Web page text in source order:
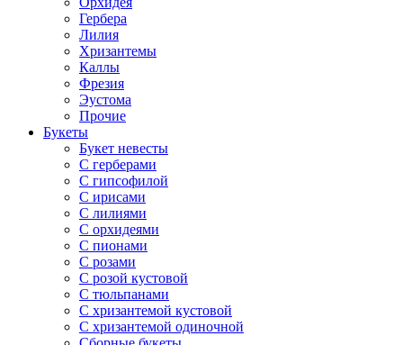
Гербера
Лилия
Хризантемы
Каллы
Фрезия
Эустома
Прочие
Букеты
Букет невесты
С герберами
С гипсофилой
С ирисами
С лилиями
С орхидеями
С пионами
С розами
С розой кустовой
С тюльпанами
С хризантемой кустовой
С хризантемой одиночной